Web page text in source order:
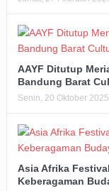
AAYF Ditutup
Bandung Barat
Senin, 20 Oktober 2025
Asia Afrika
Keberagaman